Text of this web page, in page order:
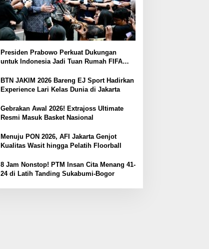
Presiden Prabowo Perkuat Dukungan
untuk Indonesia Jadi Tuan Rumah FIFA
Piala Dunia 2030
BTN JAKIM 2026 Bareng EJ Sport Hadirkan
Experience Lari Kelas Dunia di Jakarta
Gebrakan Awal 2026! Extrajoss Ultimate
Resmi Masuk Basket Nasional
Menuju PON 2026, AFI Jakarta Genjot
Kualitas Wasit hingga Pelatih Floorball
8 Jam Nonstop! PTM Insan Cita Menang 41-
24 di Latih Tanding Sukabumi-Bogor